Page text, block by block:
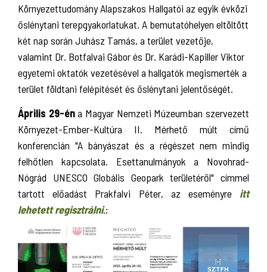
Környezettudomány Alapszakos Hallgatói az egyik évközi
őslénytani terepgyakorlatukat. A bemutatóhelyen eltöltött
két nap során Juhász Tamás, a terület vezetője,
valamint Dr. Botfalvai Gábor és Dr. Karádi-Kapiller Viktor
egyetemi oktatók vezetésével a hallgatók megismerték a
terület földtani felépítését és őslénytani jelentőségét.
Április 29-éna Magyar Nemzeti Múzeumban szervezett
Környezet-Ember-Kultúra II. Mérhető múlt című
konferencián "A bányászat és a régészet nem mindig
felhőtlen kapcsolata. Esettanulmányok a Novohrad-
Nógrád UNESCO Globális Geopark területéről" címmel
tartott előadást Prakfalvi Péter, az eseményre itt
lehetett regisztrálni.: